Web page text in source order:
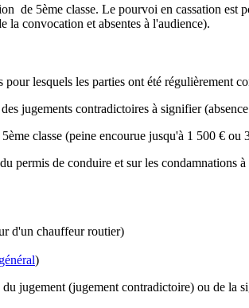
de 5ème classe. Le pourvoi en cassation est
la convocation et absentes à l'audience).
lesquels les parties ont été régulièrement
jugements contradictoires à signifier
5ème classe (peine encourue jusqu'à 1 500 € ou
permis de conduire et sur les condamnations
d'un chauffeur routier)
)
jugement (jugement contradictoire) ou de la